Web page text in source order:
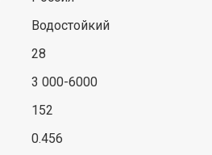
Водостойкий
28
3 000-6000
152
0.456